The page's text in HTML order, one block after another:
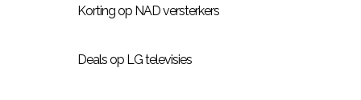
Korting op NAD versterkers
Deals op LG televisies